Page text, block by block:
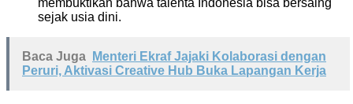
membuktikan bahwa talenta Indonesia bisa bersaing
sejak usia dini.
Baca Juga
Menteri Ekraf Jajaki Kolaborasi dengan
Peruri, Aktivasi Creative Hub Buka Lapangan Kerja